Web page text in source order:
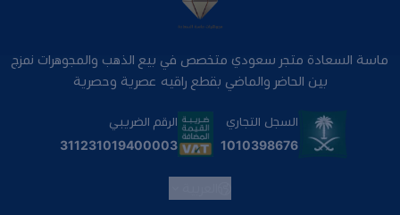
ماسة السعادة متجر سعودي متخصص في بيع الذهب والمجوهرات نمزج
بين الحاضر والماضي بقطع راقيه عصرية وحصرية
السجل التجاري
1010398676
الرقم الضريبي
311231019400003